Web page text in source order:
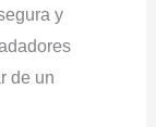
y
de un